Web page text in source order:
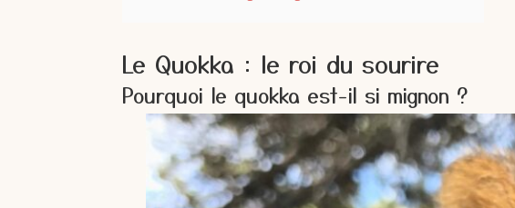
Le Quokka : le roi du sourire
Pourquoi le quokka est-il si mignon ?